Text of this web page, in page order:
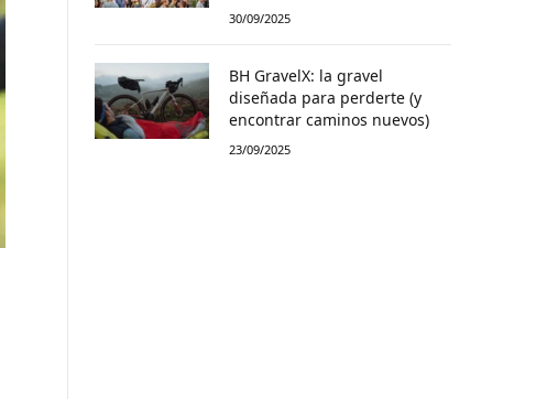
30/09/2025
BH GravelX: la gravel
diseñada para perderte (y
encontrar caminos nuevos)
23/09/2025